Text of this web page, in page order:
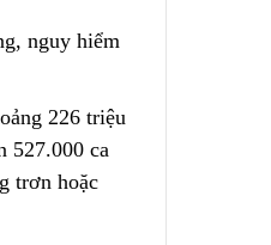
nguy hiểm
226 triệu
527.000 ca
trơn hoặc
hệ